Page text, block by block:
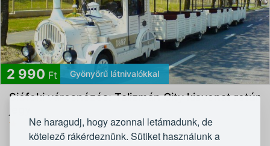
Ne haragudj, hogy azonnal letámadunk, de
kötelező rákérdeznünk. Sütiket használunk a
2 990 Ft Gyönyörű látnivalókkal
Siófoki városnézés: Talizmán City kisvonat retúr
4,4/5 T Flotta